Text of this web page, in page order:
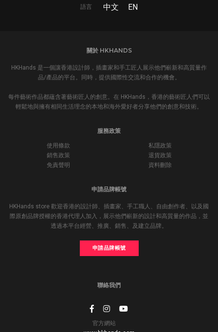
語言 中文 EN
關於 HKHANDS
HKHands 是一個讓香港設計師，插畫家和手工匠人展示他們嶄新和高質量作
品/產品的平台。同時，提供國際性交流和合作的機會。
每件藝術作品都蘊含著藝術匠人的創意。在 HKHands，香港的藝術匠人們可以
輕鬆地與擁有相同生活理念的本地和海外愛好者分享他們的創意和技術。
服務政策
使用條款
私隱政策
銷售政策
退貨政策
免責聲明
資料刪除
申請品牌帳號
HKHands store 歡迎香港的設計師、插畫家、手工職人、自由創作者、以及國
際原創品牌授權的香港代理人加入，展示他們嶄新的設計和高質量的作品，並
透過本平台經營、推廣、銷售、及建立品牌。
申請品牌帳號
聯絡我們
官方網站